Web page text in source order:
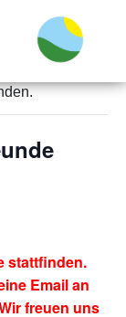
stattfinden.
Email an
freuen uns